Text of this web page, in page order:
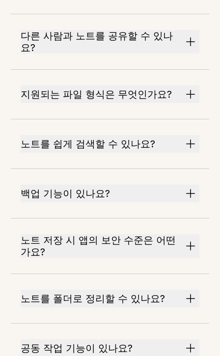
다른 사람과 노트를 공유할 수 있나
요?
지원되는 파일 형식은 무엇인가요?
노트를 쉽게 검색할 수 있나요?
백업 기능이 있나요?
노트 저장 시 앱의 보안 수준은 어떤
가요?
노트를 폴더로 정리할 수 있나요?
공동 작업 기능이 있나요?